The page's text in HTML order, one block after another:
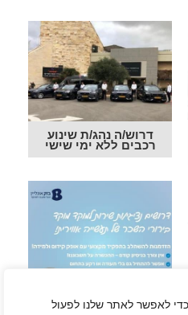
אנו משתמשים בקובצי Cookie כדי לאפשר לאתר שלנו לפעול
דרוש/ה נהג/ת שינוע
רכבים ללא ימי שישי
בירורי שכר בתעשייה
האווירית